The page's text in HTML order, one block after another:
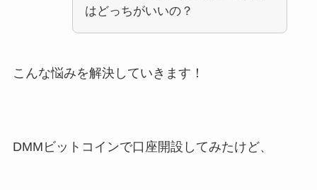
はどっちがいいの？
こんな悩みを解決していきます！
DMMビットコインで口座開設してみたけど、